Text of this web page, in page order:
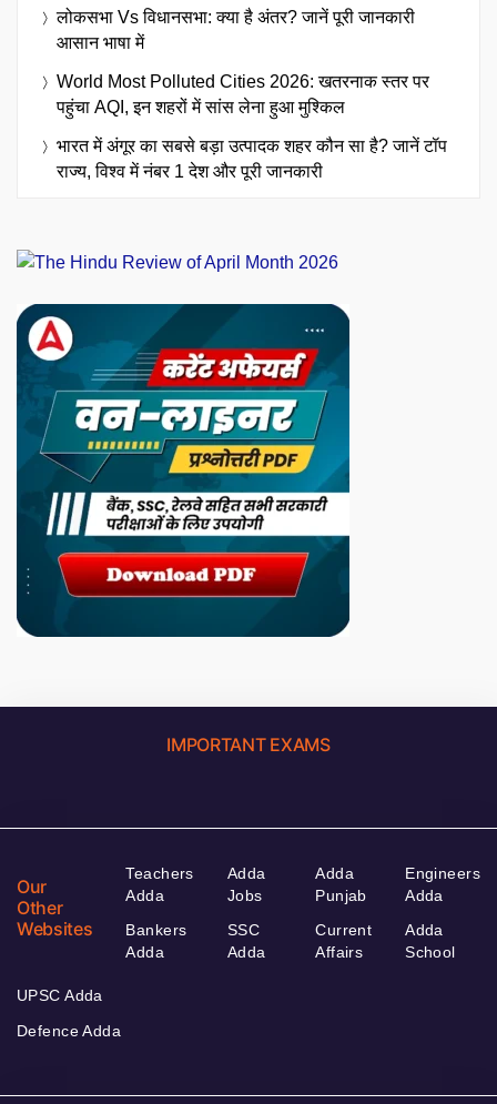
लोकसभा Vs विधानसभा: क्या है अंतर? जानें पूरी जानकारी
आसान भाषा में
World Most Polluted Cities 2026: खतरनाक स्तर पर
पहुंचा AQI, इन शहरों में सांस लेना हुआ मुश्किल
भारत में अंगूर का सबसे बड़ा उत्पादक शहर कौन सा है? जानें टॉप
राज्य, विश्व में नंबर 1 देश और पूरी जानकारी
IMPORTANT EXAMS
Our
Other
Websites
Teachers
Adda
Bankers
Adda
Adda
Jobs
SSC
Adda
Adda
Punjab
Current
Affairs
Engineers
Adda
Adda
School
UPSC Adda
Defence Adda